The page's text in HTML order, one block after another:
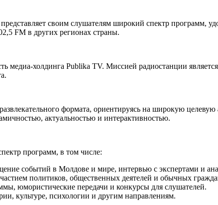
своим слушателям широкий спектр программ,
FM в других регионах страны.
медиа-холдинга Publika TV. Миссией радиостанции
формата, ориентируясь на широкую
актуальностью и интерактивностью.
программ, в том числе:
событий в Молдове и мире, интервью с экспертами и
политиков, общественных деятелей и обычных
юмористические передачи и конкурсы для слушателей.
культуре, психологии и другим направлениям.